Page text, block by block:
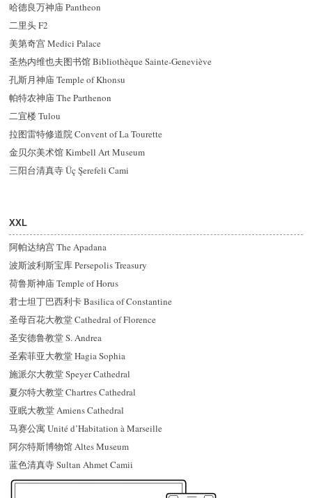
哈德良万神庙 Pantheon
二里头 F2
美第奇宫 Medici Palace
圣热内维也夫图书馆 Bibliothèque Sainte-Geneviève
孔斯月神庙 Temple of Khonsu
帕特农神庙 The Parthenon
二宜楼 Tulou
拉图雷特修道院 Convent of La Tourette
金贝尔美术馆 Kimbell Art Museum
三阳台清真寺 Üç Şerefeli Cami
XXL
阿帕达纳宫 The Apadana
波斯波利斯宝库 Persepolis Treasury
荷鲁斯神庙 Temple of Horus
君士坦丁巴西利卡 Basilica of Constantine
圣母百花大教堂 Cathedral of Florence
圣安德鲁教堂 S. Andrea
圣索菲亚大教堂 Hagia Sophia
施派尔大教堂 Speyer Cathedral
夏尔特大教堂 Chartres Cathedral
亚眠大教堂 Amiens Cathedral
马赛公寓 Unité d’Habitation à Marseille
阿尔特斯博物馆 Altes Museum
蓝色清真寺 Sultan Ahmet Camii